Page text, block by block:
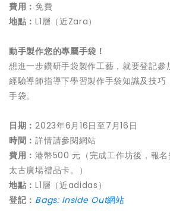
費用： 免費
地點：L1層（近Zara）
動手製作您的專屬手袋！
想進一步鑽研手袋製作工藝，就要登記參
經驗導師指導下學習製作手袋知識及技巧
手袋。
日期：2023年6月16日至7月16日
時間：詳情請參閱網站
費用：港幣500 元（完成工作坊後，報
太古廣場禮品卡。）
地點：L1層（近adidas）
登記： Bags: Inside Out網站